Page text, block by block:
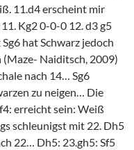
11.d4 erscheint mir
Kg2 0-0-0 12. d3 g5
hat Schwarz jedoch
Naiditsch, 2009)
nach 14… Sg6
zu neigen… Die
erreicht sein: Weiß
schleunigst mit 22. Dh5
22… Dh5: 23.gh5: Sf5